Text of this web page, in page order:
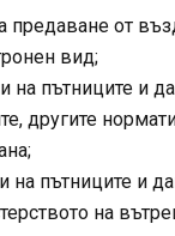
предаване от
вид;
на пътниците и
другите
на пътниците и
на